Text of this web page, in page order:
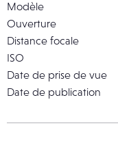
Modèle
Ouverture
Distance focale
ISO
Date de prise de vue
Date de publication